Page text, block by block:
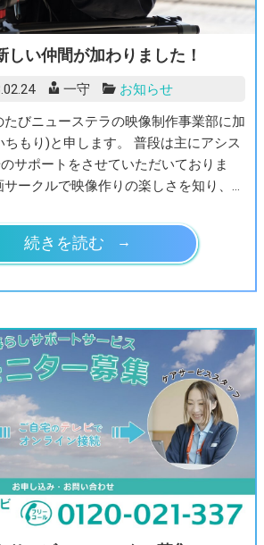
しい仲間が加わりました！
一守
お知らせ
びニューステラの映像制作事業部に加
もり)と申します。 普段は主にアシス
サポートをさせていただいておりま
ークルで映像作りの楽しさを知り、…
続きを読む